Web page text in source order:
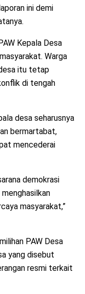
ini demi
Kepala Desa
Warga
itu tetap
di tengah
desa seharusnya
bermartabat,
mencederai
demokrasi
masyarakat,”
PAW Desa
yang disebut
resmi terkait